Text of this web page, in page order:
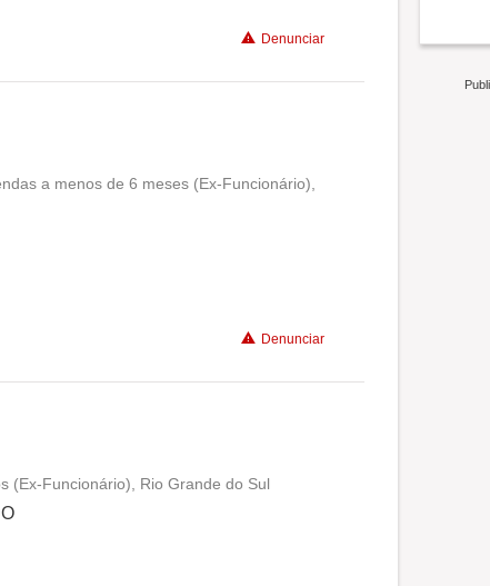
Denunciar
a menos de 6 meses (Ex-Funcionário),
Denunciar
com a vida familiar
(Ex-Funcionário), Rio Grande do Sul